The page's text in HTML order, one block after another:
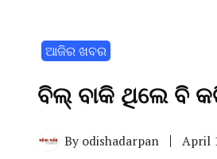
ଆଜିର ଖବର
ବିଲ୍ ବାକି ଥିଲେ ବି
By odishadarpan April